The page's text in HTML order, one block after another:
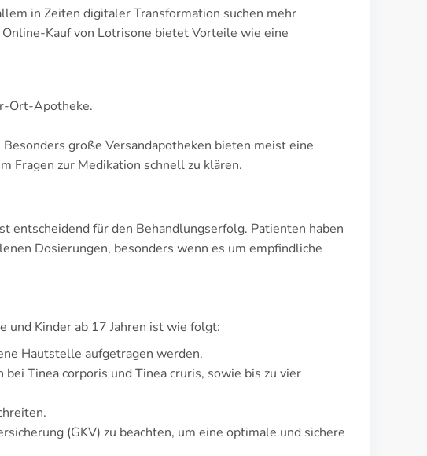
in Zeiten digitaler Transformation suchen mehr
Kauf von Lotrisone bietet Vorteile wie eine
Ort-Apotheke.
große Versandapotheken bieten meist eine
Fragen zur Medikation schnell zu klären.
entscheidend für den Behandlungserfolg. Patienten haben
Dosierungen, besonders wenn es um empfindliche
und Kinder ab 17 Jahren ist wie folgt:
Hautstelle aufgetragen werden.
Tinea corporis und Tinea cruris, sowie bis zu vier
(GKV) zu beachten, um eine optimale und sichere